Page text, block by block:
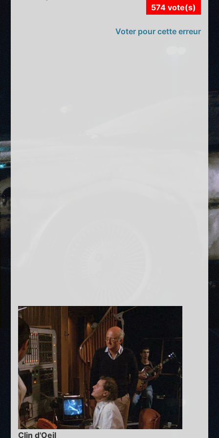
574 vote(s)
Voter pour cette erreur
Clin d'Oeil